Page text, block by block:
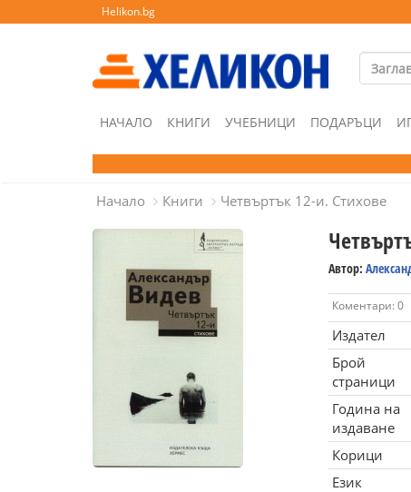
Helikon.bg
НАЧАЛО КНИГИ УЧЕБНИЦИ ПОДАРЪЦИ
Начало Книги Четвъртък 12-и. Стихове
Автор:
Коментари: 0
Издател
Брой
страници
Година на
издаване
Корици
Език